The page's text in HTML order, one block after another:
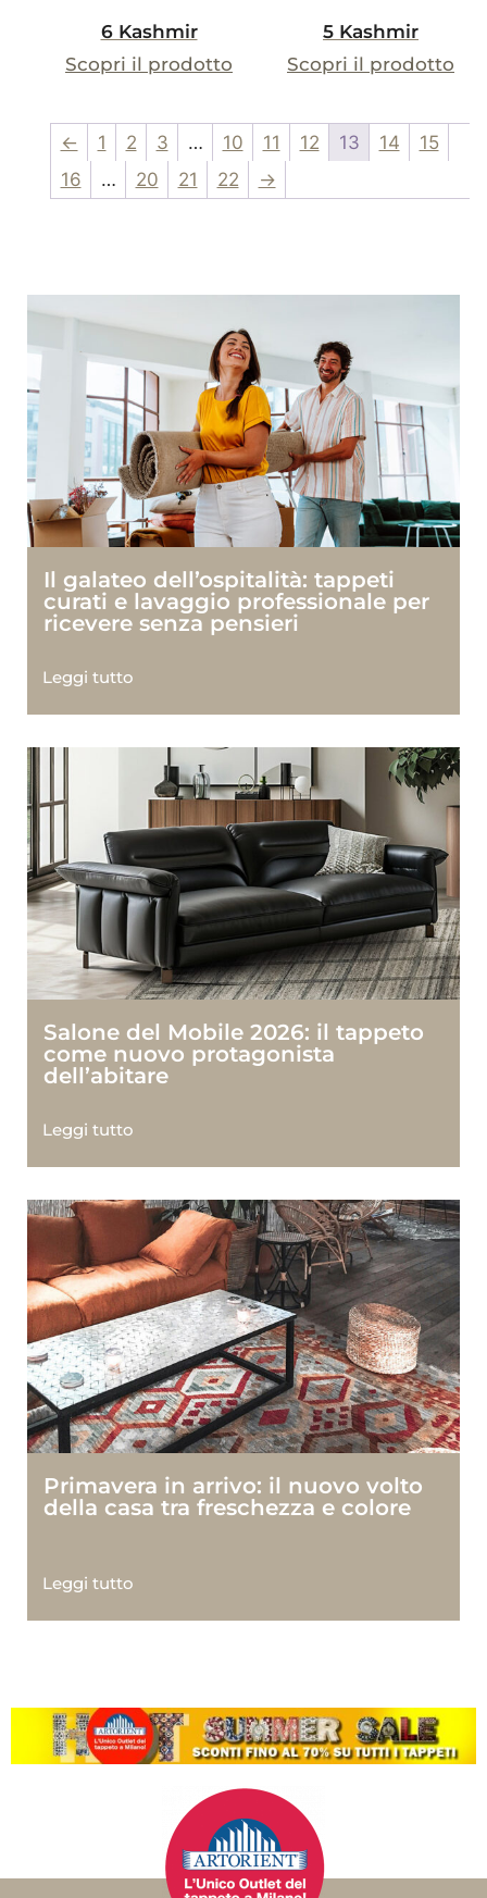
6 Kashmir
Scopri il prodotto
5 Kashmir
Scopri il prodotto
← 1 2 3 … 10 11 12 13 14
15
16
… 20 21 22 →
Il galateo dell’ospitalità: tappeti
curati e lavaggio professionale per
ricevere senza pensieri
Leggi tutto
Salone del Mobile 2026: il tappeto
come nuovo protagonista
dell’abitare
Leggi tutto
Primavera in arrivo: il nuovo volto
della casa tra freschezza e colore
Leggi tutto